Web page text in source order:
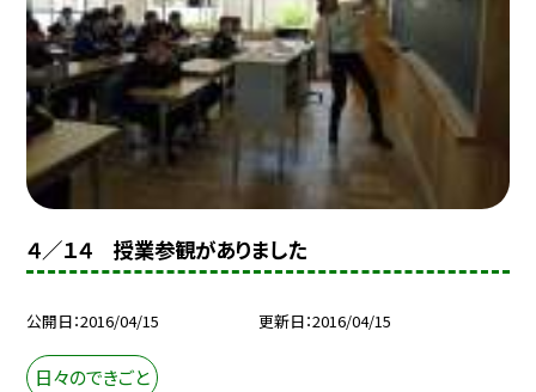
４／１４ 授業参観がありました
公開日 2016/04/15 更新日 2016/04/15
日々のできごと